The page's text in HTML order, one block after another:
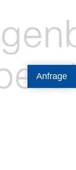
Anfrage